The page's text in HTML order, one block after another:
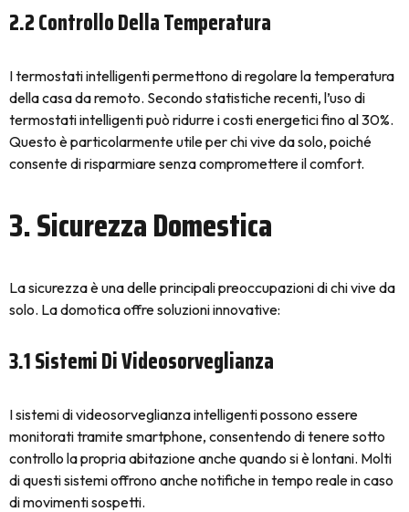
2.2 Controllo Della Temperatura
I termostati intelligenti permettono di regolare la temperatura
della casa da remoto. Secondo statistiche recenti, l’uso di
termostati intelligenti può ridurre i costi energetici fino al 30%.
Questo è particolarmente utile per chi vive da solo, poiché
consente di risparmiare senza compromettere il comfort.
3. Sicurezza Domestica
La sicurezza è una delle principali preoccupazioni di chi vive da
solo. La domotica offre soluzioni innovative:
3.1 Sistemi Di Videosorveglianza
I sistemi di videosorveglianza intelligenti possono essere
monitorati tramite smartphone, consentendo di tenere sotto
controllo la propria abitazione anche quando si è lontani. Molti
di questi sistemi offrono anche notifiche in tempo reale in caso
di movimenti sospetti.